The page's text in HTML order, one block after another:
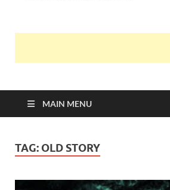
MAIN MENU
TAG: OLD STORY